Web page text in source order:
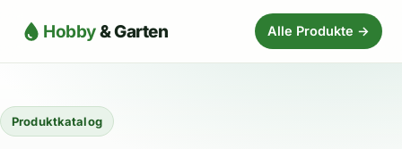
Hobby& Garten Alle Produkte →
Produktkatalog